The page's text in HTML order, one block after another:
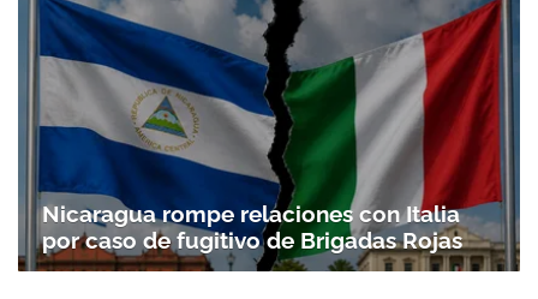
Nicaragua rompe relaciones con Italia
por caso de fugitivo de Brigadas Rojas